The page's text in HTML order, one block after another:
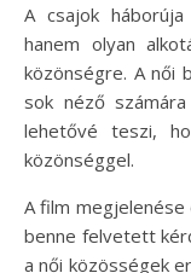
A csajok
hanem olyan
közönségre. A női
sok néző
lehetővé teszi,
közönséggel.
A film
benne felvetett
a női közösségek